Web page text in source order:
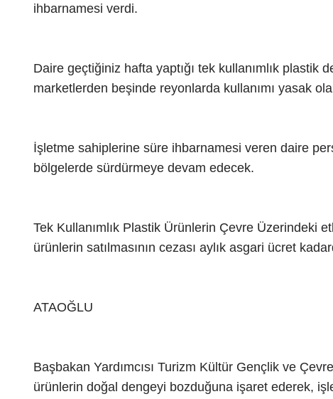
ihbarnamesi verdi.
Daire geçtiğiniz hafta yaptığı tek kullanımlık plastik
marketlerden beşinde reyonlarda kullanımı yasak
İşletme sahiplerine süre ihbarnamesi veren daire
bölgelerde sürdürmeye devam edecek.
Tek Kullanımlık Plastik Ürünlerin Çevre Üzerindeki
ürünlerin satılmasının cezası aylık asgari ücret
ATAOĞLU
Başbakan Yardımcısı Turizm Kültür Gençlik ve
ürünlerin doğal dengeyi bozduğuna işaret ederek,